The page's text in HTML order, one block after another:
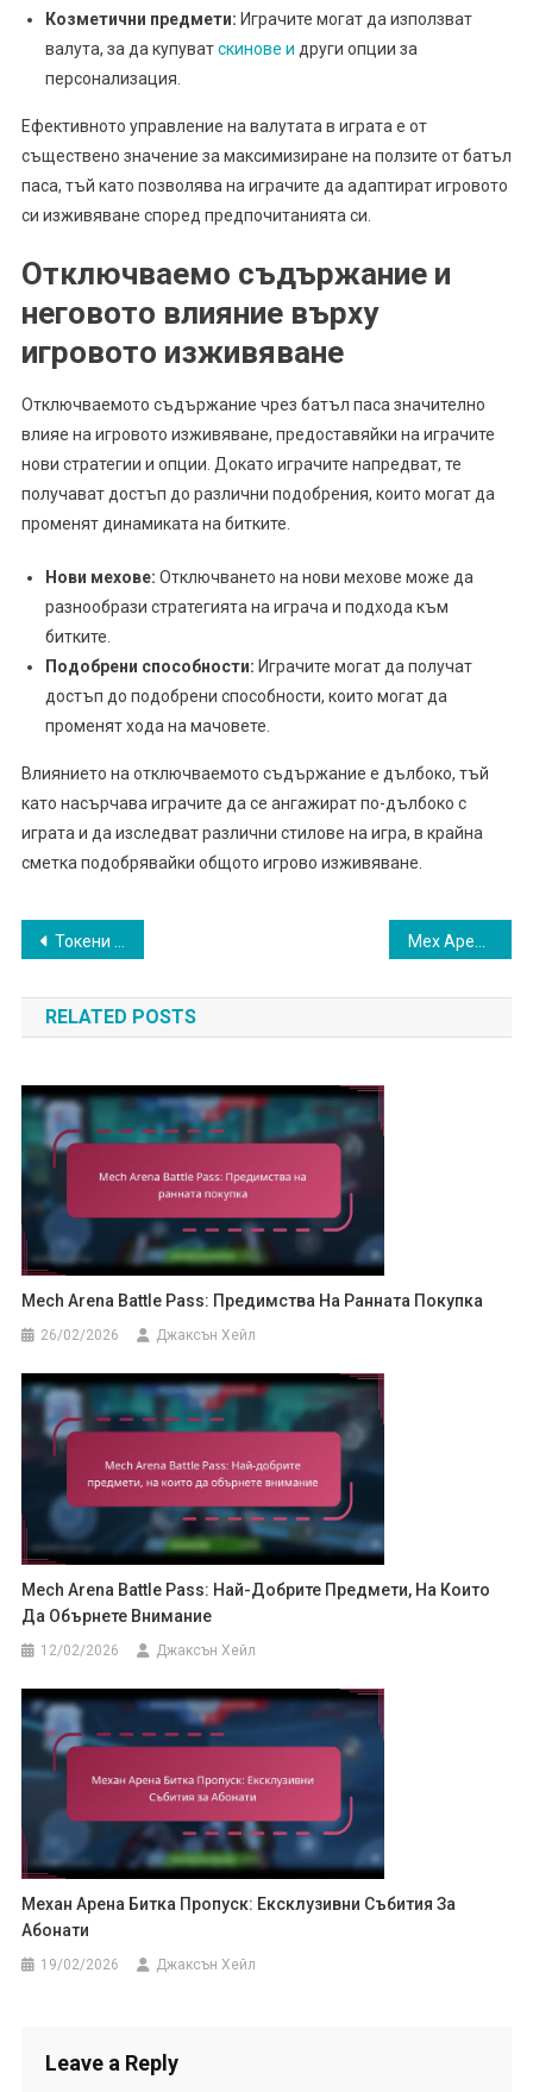
Козметични предмети: Играчите могат да използват
валута, за да купуватскинове и други опции за
персонализация.
Ефективното управление на валутата в играта е от
съществено значение за максимизиране на ползите от батъл
паса, тъй като позволява на играчите да адаптират игровото
си изживяване според предпочитанията си.
Отключваемо съдържание и
неговото влияние върху
игровото изживяване
Отключваемото съдържание чрез батъл паса значително
влияе на игровото изживяване, предоставяйки на играчите
нови стратегии и опции. Докато играчите напредват, те
получават достъп до различни подобрения, които могат да
променят динамиката на битките.
Нови мехове: Отключването на нови мехове може да
разнообрази стратегията на играча и подхода към
битките.
Подобрени способности: Играчите могат да получат
достъп до подобрени способности, които могат да
променят хода на мачовете.
Влиянието на отключваемото съдържание е дълбоко, тъй
като насърчава играчите да се ангажират по-дълбоко с
играта и да изследват различни стилове на игра, в крайна
сметка подобрявайки общото игрово изживяване.
Post
navigation
Токени за събития в Mech Arena: Как да печелите и използвате Мех Арена Битка Пропуск: Обратна връзка от общността относно наградите
RELATED POSTS
Mech Arena Battle Pass: Предимства На Ранната Покупка
26/02/2026 Джаксън Хейл
Mech Arena Battle Pass: Най-Добрите Предмети, На Които
Да Обърнете Внимание
12/02/2026 Джаксън Хейл
Механ Арена Битка Пропуск: Ексклузивни Събития За
Абонати
19/02/2026 Джаксън Хейл
Leave a Reply